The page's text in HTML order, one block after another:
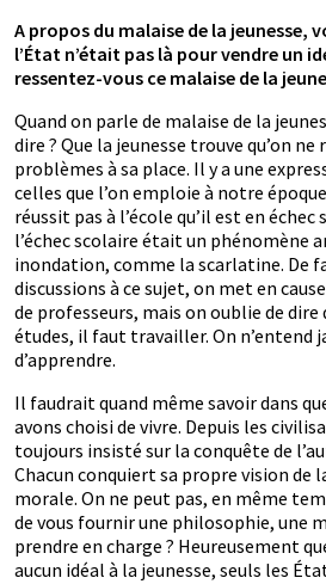
A propos du malaise de la jeunesse,
l’État n’était pas là pour vendre un
ressentez-vous ce malaise de la
Quand on parle de malaise de la
dire ? Que la jeunesse trouve qu’on ne
problèmes à sa place. Il y a une
celles que l’on emploie à notre
réussit pas à l’école qu’il est en
l’échec scolaire était un phénomène
inondation, comme la scarlatine. De
discussions à ce sujet, on met en
de professeurs, mais on oublie de dire
études, il faut travailler. On n’entend
d’apprendre.
Il faudrait quand même savoir dans
avons choisi de vivre. Depuis les
toujours insisté sur la conquête de
Chacun conquiert sa propre vision de
morale. On ne peut pas, en même
de vous fournir une philosophie, une
prendre en charge ? Heureusement
aucun idéal à la jeunesse, seuls les